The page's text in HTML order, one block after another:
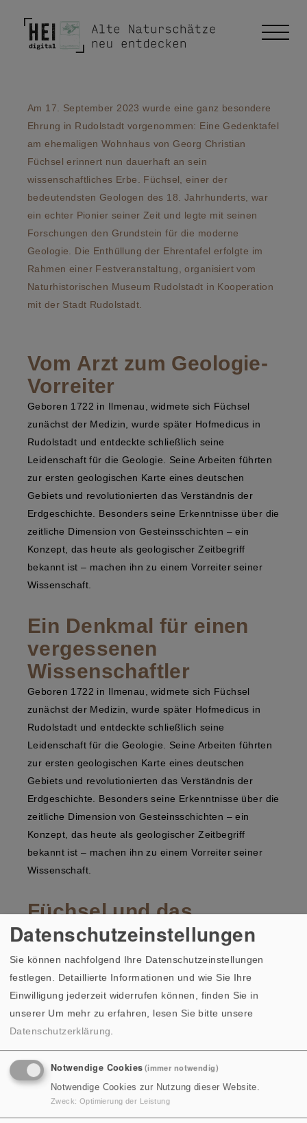
Am 17. September 2023 wurde eine ganz besondere
Ehrung in Rudolstadt vorgenommen: Eine Gedenktafel
am ehemaligen Wohnhaus von Georg Christian
Füchsel erinnert nun dauerhaft an sein
wissenschaftliches Erbe. Füchsel, einer der
bedeutendsten Geologen des 18. Jahrhunderts, war
ein echter Pionier seiner Zeit und legte mit seinen
Forschungen den Grundstein für die moderne
Geologie. Die Enthüllung der Ehrentafel erfolgte im
Rahmen einer Festveranstaltung, organisiert vom
Naturhistorischen Museum Rudolstadt in Kooperation
mit der Stadt Rudolstadt.
Vom Arzt zum Geologie-
Vorreiter
Geboren 1722 in Ilmenau, widmete sich Füchsel
zunächst der Medizin, wurde später Hofmedicus in
Rudolstadt und entdeckte schließlich seine
Leidenschaft für die Geologie. Seine Arbeiten führten
zur ersten geologischen Karte eines deutschen
Gebiets und revolutionierten das Verständnis der
Erdgeschichte. Besonders seine Erkenntnisse über die
zeitliche Dimension von Gesteinsschichten – ein
Konzept, das heute als geologischer Zeitbegriff
bekannt ist – machen ihn zu einem Vorreiter seiner
Wissenschaft.
Ein Denkmal für einen
vergessenen
Wissenschaftler
Geboren 1722 in Ilmenau, widmete sich Füchsel
zunächst der Medizin, wurde später Hofmedicus in
Rudolstadt und entdeckte schließlich seine
Leidenschaft für die Geologie. Seine Arbeiten führten
zur ersten geologischen Karte eines deutschen
Gebiets und revolutionierten das Verständnis der
Erdgeschichte. Besonders seine Erkenntnisse über die
zeitliche Dimension von Gesteinsschichten – ein
Konzept, das heute als geologischer Zeitbegriff
bekannt ist – machen ihn zu einem Vorreiter seiner
Wissenschaft.
Füchsel und das
Naturhistorische
Museum Rudolstadt
Sein Einfluss reicht bis in das heutige Naturhistorische
Museum Rudolstadt, denn Füchsel war maßgeblich an
der Entstehung des Fürstlichen Naturalienkabinetts
beteiligt – dem Grundstein des heutigen Museums.
Sein wissenschaftlicher Ansatz, akribische
Naturbeobachtung mit logischer Schlussfolgerung zu
verbinden, prägt die Geologie bis heute.
Datenschutzeinstellungen
Sie können nachfolgend Ihre Datenschutzeinstellungen
festlegen. Detaillierte Informationen und wie Sie Ihre
Einwilligung jederzeit widerrufen können, finden Sie in
unserer Um mehr zu erfahren, lesen Sie bitte unsere
Datenschutzerklärung.
Notwendige Cookies(immer notwendig)
Notwendige Cookies zur Nutzung dieser Website.
Zweck: Optimierung der Leistung